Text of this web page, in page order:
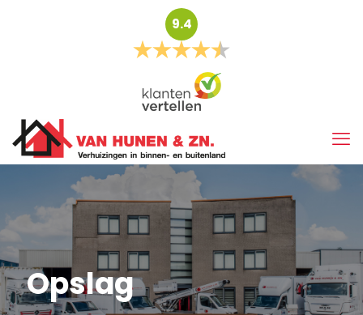
9.4
Opslag